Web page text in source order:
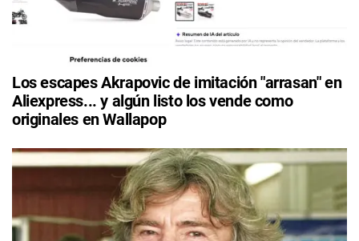
Los escapes Akrapovic de imitación "arrasan" en
Aliexpress... y algún listo los vende como
originales en Wallapop